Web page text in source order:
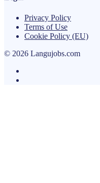
Privacy Policy
Terms of Use
Cookie Policy (EU)
© 2026 Langujobs.com